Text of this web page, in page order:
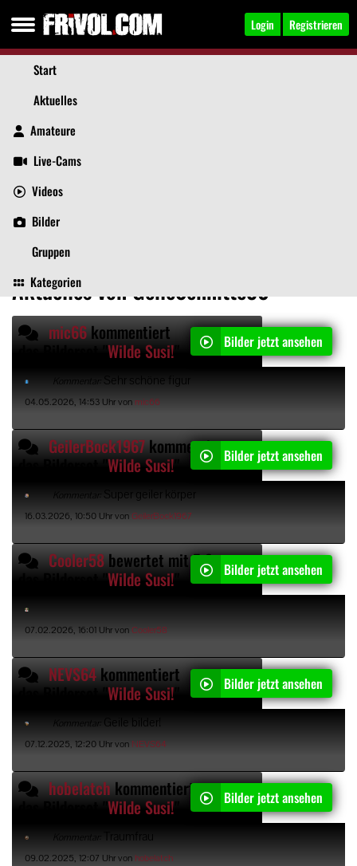
Login Registrieren
Start
Aktuelles
Amateure
Live-Cams
Videos
Bilder
Gruppen
Kategorien
GeileSchnitte30
Aktuelles von GeileSchnitte30
mic66kommentiert
Wilde Susi! Bilder jetzt ansehen
Kommentar: Sehr schöne figur
04.05.2026, 14:53 Uhr vonmic66
GeilerBock1967kommentiert
Wilde Susi! Bilder jetzt ansehen
Kommentar: Super geiler körper
16.03.2026, 10:50 Uhr vonGeilerBock1967
Cooler58bewertet mit 5 Sternen
Wilde Susi! Bilder jetzt ansehen
07.02.2026, 16:01 Uhr vonCooler58
NEVS64kommentiert
Wilde Susi! Bilder jetzt ansehen
Kommentar: Geile bilder!
07.12.2025, 12:20 Uhr von NEVS64
hobelatchkommentiert
Wilde Susi! Bilder jetzt ansehen
Kommentar: Traumfrau
09.02.2025, 12:07 Uhr vonhobelatch